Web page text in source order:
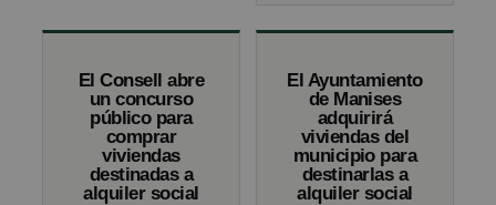
El Consell abre
un concurso
público para
comprar
viviendas
destinadas a
alquiler social
El Ayuntamiento
de Manises
adquirirá
viviendas del
municipio para
destinarlas a
alquiler social